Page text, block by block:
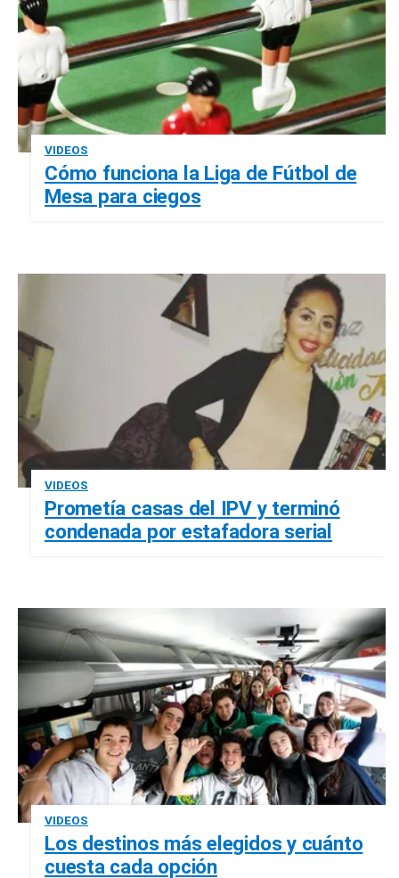
VIDEOS
Cómo funciona la Liga de Fútbol de
Mesa para ciegos
VIDEOS
Prometía casas del IPV y terminó
condenada por estafadora serial
VIDEOS
Los destinos más elegidos y cuánto
cuesta cada opción